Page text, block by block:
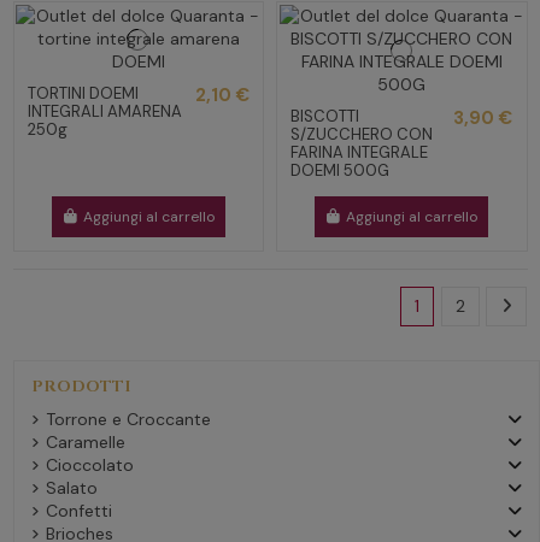
TORTINI DOEMI
INTEGRALI AMARENA
250g
2,10 €
Aggiungi al carrello
BISCOTTI
S/ZUCCHERO CON
FARINA INTEGRALE
DOEMI 500G
3,90 €
Aggiungi al carrello
1 2
PRODOTTI
Torrone e Croccante
Caramelle
Cioccolato
Salato
Confetti
Brioches